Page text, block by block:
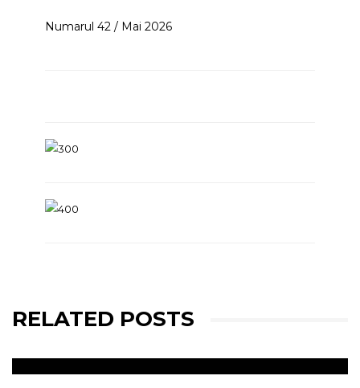
Numarul 42 / Mai 2026
RELATED POSTS